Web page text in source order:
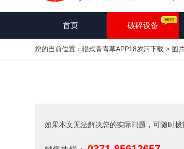
首页 破碎设备
您的当前位置： 辊式青青草APP18岁污下载 > 图
如果本文无法解决您的实际问题，可随时